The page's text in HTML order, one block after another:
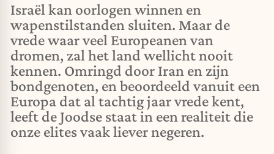
Israël kan oorlogen winnen en
wapenstilstanden sluiten. Maar de
vrede waar veel Europeanen van
dromen, zal het land wellicht nooit
kennen. Omringd door Iran en zijn
bondgenoten, en beoordeeld vanuit een
Europa dat al tachtig jaar vrede kent,
leeft de Joodse staat in een realiteit die
onze elites vaak liever negeren.